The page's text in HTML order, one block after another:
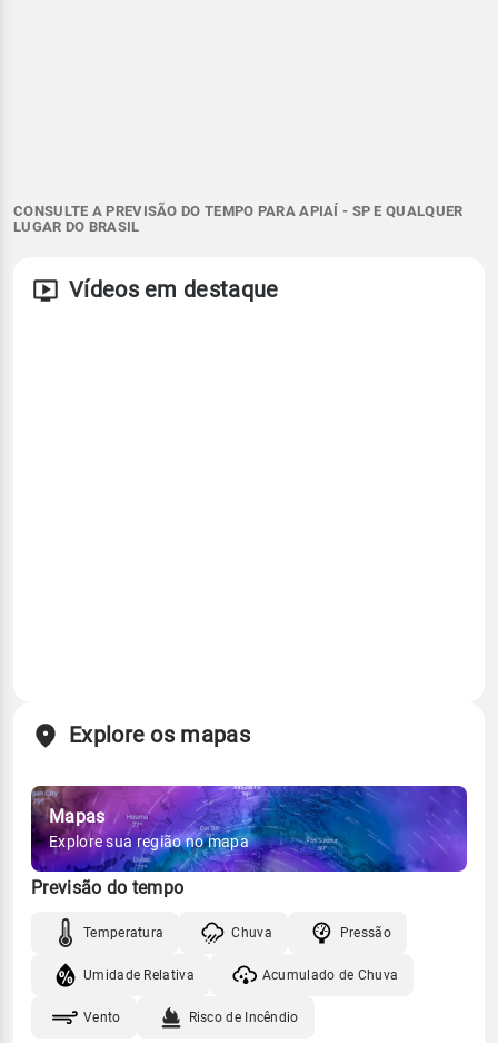
CONSULTE A PREVISÃO DO TEMPO PARA APIAÍ - SP E QUALQUER
LUGAR DO BRASIL
Vídeos em destaque
Explore os mapas
Mapas
Explore sua região no mapa
Previsão do tempo
Temperatura Chuva Pressão
Umidade Relativa Acumulado de Chuva
Vento Risco de Incêndio